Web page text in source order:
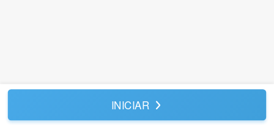
INICIAR